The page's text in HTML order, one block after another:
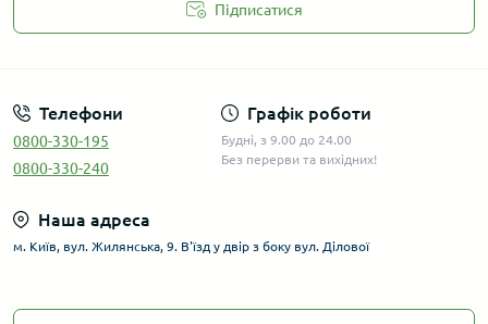
Підписатися
Телефони
0800-330-195
0800-330-240
Графік роботи
Будні, з 9.00 до 24.00
Без перерви та вихідних!
Наша адреса
м. Київ, вул. Жилянська, 9. В'їзд у двір з боку вул. Ділової